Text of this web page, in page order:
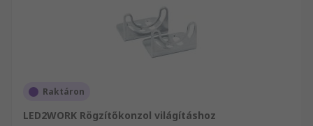
Raktáron
LED2WORK Rögzítőkonzol világításhoz